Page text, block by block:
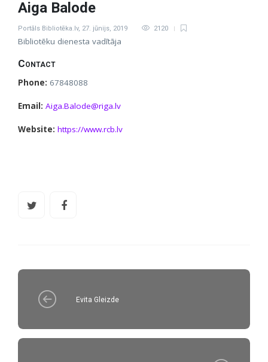
Aiga Balode
Portāls Bibliotēka.lv, 27. jūnijs, 2019 2120
Bibliotēku dienesta vadītāja
Contact
Phone: 67848088
Email: Aiga.Balode@riga.lv
Website: https://www.rcb.lv
Evita Gleizde